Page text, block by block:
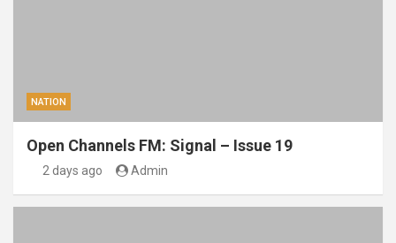
NATION
Open Channels FM: Signal – Issue 19
2 days ago Admin